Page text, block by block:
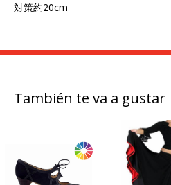
対策約20cm
También te va a gustar